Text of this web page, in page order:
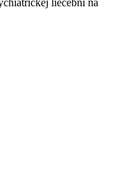
liečebni na